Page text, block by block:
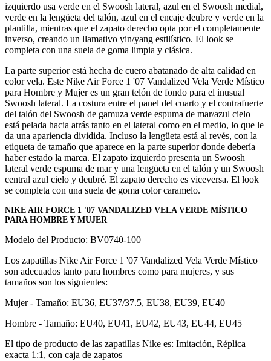
izquierdo usa verde en el Swoosh lateral, azul en el Swoosh medial,
verde en la lengüeta del talón, azul en el encaje deubre y verde en la
plantilla, mientras que el zapato derecho opta por el completamente
inverso, creando un llamativo yin/yang estilístico. El look se
completa con una suela de goma limpia y clásica.
La parte superior está hecha de cuero abatanado de alta calidad en
color vela. Este Nike Air Force 1 '07 Vandalized Vela Verde Místico
para Hombre y Mujer es un gran telón de fondo para el inusual
Swoosh lateral. La costura entre el panel del cuarto y el contrafuerte
del talón del Swoosh de gamuza verde espuma de mar/azul cielo
está pelada hacia atrás tanto en el lateral como en el medio, lo que le
da una apariencia dividida. Incluso la lengüeta está al revés, con la
etiqueta de tamaño que aparece en la parte superior donde debería
haber estado la marca. El zapato izquierdo presenta un Swoosh
lateral verde espuma de mar y una lengüeta en el talón y un Swoosh
central azul cielo y deubré. El zapato derecho es viceversa. El look
se completa con una suela de goma color caramelo.
NIKE AIR FORCE 1 '07 VANDALIZED VELA VERDE MÍSTICO
PARA HOMBRE Y MUJER
Modelo del Producto: BV0740-100
Los zapatillas Nike Air Force 1 '07 Vandalized Vela Verde Místico
son adecuados tanto para hombres como para mujeres, y sus
tamaños son los siguientes:
Mujer - Tamaño: EU36, EU37/37.5, EU38, EU39, EU40
Hombre - Tamaño: EU40, EU41, EU42, EU43, EU44, EU45
El tipo de producto de las zapatillas Nike es: Imitación, Réplica
exacta 1:1, con caja de zapatos